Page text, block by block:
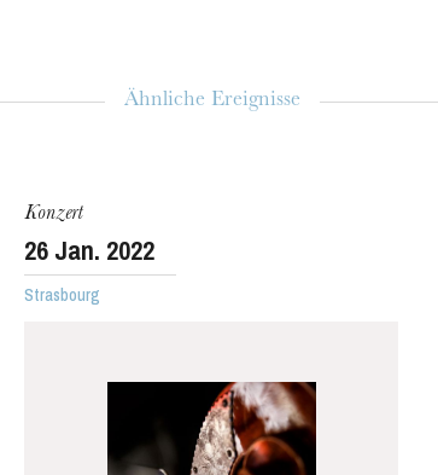
Ähnliche Ereignisse
Konzert
26 Jan. 2022
Strasbourg